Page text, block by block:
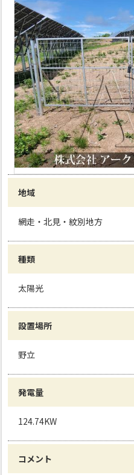
地域
網走・北見・紋別地方
種類
太陽光
設置場所
野立
発電量
124.74KW
コメント